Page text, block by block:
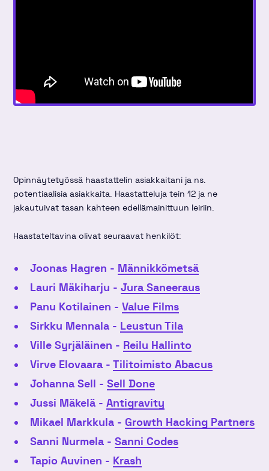
Opinnäytetyössä haastattelin asiakkaitani ja ns.
potentiaalisia asiakkaita. Haastatteluja tein 12 ja ne
jakautuivat tasan kahteen edellämainittuun leiriin.
Haastateltavina olivat seuraavat henkilöt:
Joonas Hagren - Männikkömetsä
Lauri Mäkiharju -Jura Saneeraus
Panu Kotilainen -Value Films
Sirkku Mennala - Leustun Tila
Ville Syrjäläinen - Reilu Hallinto
Virve Elovaara -Tilitoimisto Abacus
Johanna Sell -Sell Done
Jussi Mäkelä -Antigravity
Mikael Markkula - Growth Hacking Partners
Sanni Nurmela -Sanni Codes
Tapio Auvinen - Krash